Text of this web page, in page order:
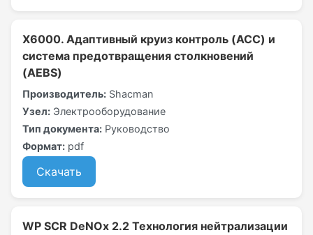
X6000. Адаптивный круиз контроль (ACC) и
система предотвращения столкновений
(AEBS)
Производитель: Shacman
Узел: Электрооборудование
Тип документа: Руководство
Формат: pdf
Скачать
WP SCR DeNOx 2.2 Технология нейтрализации